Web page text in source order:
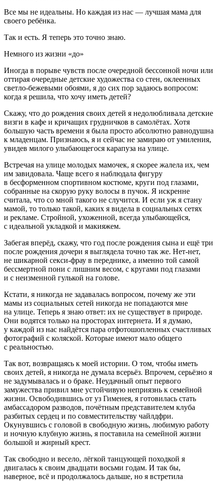
Все мы не идеальны. Но каждая из нас — лучшая мама для
своего ребёнка.
Так и есть. Я теперь это точно знаю.
Немного из жизни «до»
Иногда в порыве чувств после очередной бессонной ночи или
оттирая очередные детские художества со стен, оклеенных
светло-бежевыми обоями, я до сих пор задаюсь вопросом:
когда я решила, что хочу иметь детей?
Скажу, что до рождения своих детей я недолюбливала детские
визги в кафе и кричащих грудничков в самолётах. Хотя
большую часть времени я была просто абсолютно равнодушна
к младенцам. Признаюсь, я и сейчас не замираю от умиления,
увидев милого улыбающегося карапуза на улице.
Встречая на улице молодых мамочек, я скорее жалела их, чем
им завидовала. Чаще всего я наблюдала фигуру
в бесформенном спортивном костюме, круги под глазами,
собранные на скорую руку волосы в пучок. Я искренне
считала, что со мной такого не случится. И если уж я стану
мамой, то только такой, каких я видела в социальных сетях
и рекламе. Стройной, ухоженной, всегда улыбающейся,
с идеальной укладкой и макияжем.
Забегая вперёд, скажу, что год после рождения сына и ещё три
после рождения дочери я выглядела точно так же. Нет-нет,
не шикарной секси-фрау в переднике, а именно той самой
бессмертной пони с лишним весом, с кругами под глазами
и с неизменной гулькой на голове.
Кстати, я никогда не задавалась вопросом, почему же эти
мамы из социальных сетей никогда не попадаются мне
на улице. Теперь я знаю ответ: их не существует в природе.
Они водятся только на просторах интернета. И я думаю,
у каждой из нас найдётся пара отфотошопленных счастливых
фотографий с коляской. Которые имеют мало общего
с реальностью.
Так вот, возвращаясь к моей истории. О том, чтобы иметь
своих детей, я никогда не думала всерьёз. Впрочем, серьёзно я
не задумывалась и о браке. Неудачный опыт первого
замужества привил мне устойчивую неприязнь к семейной
жизни. Освободившись от уз Гименея, я готовилась стать
амбассадором разводов, почётным представителем клуба
разбитых сердец и по совместительству чайлдфри.
Окунувшись с головой в свободную жизнь, любимую работу
и ночную клубную жизнь, я поставила на семейной жизни
большой и жирный крест.
Так свободно и весело, лёгкой танцующей походкой я
двигалась к своим двадцати восьми годам. И так бы,
наверное, всё и продолжалось дальше, но я встретила